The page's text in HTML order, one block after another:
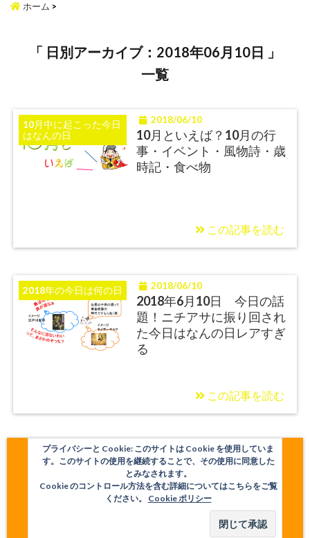
ホーム >
「 日別アーカイブ：2018年06月10日 」
一覧
10月中に起こった今日
はなんの日
2018/06/10
10月といえば？10月の行
事・イベント・風物詩・歳
時記・食べ物
この記事を読む
2018年の今日は何の日 2018/06/10
2018年6月10日 今日の話
題！ニチアサに振り回され
た今日はなんの日レアすぎ
る
この記事を読む
プライバシーと Cookie: このサイトは Cookie を使用していま
す。このサイトの使用を継続することで、その使用に同意した
とみなされます。
Cookie のコントロール方法を含む詳細についてはこちらをご覧
ください。 Cookie ポリシー